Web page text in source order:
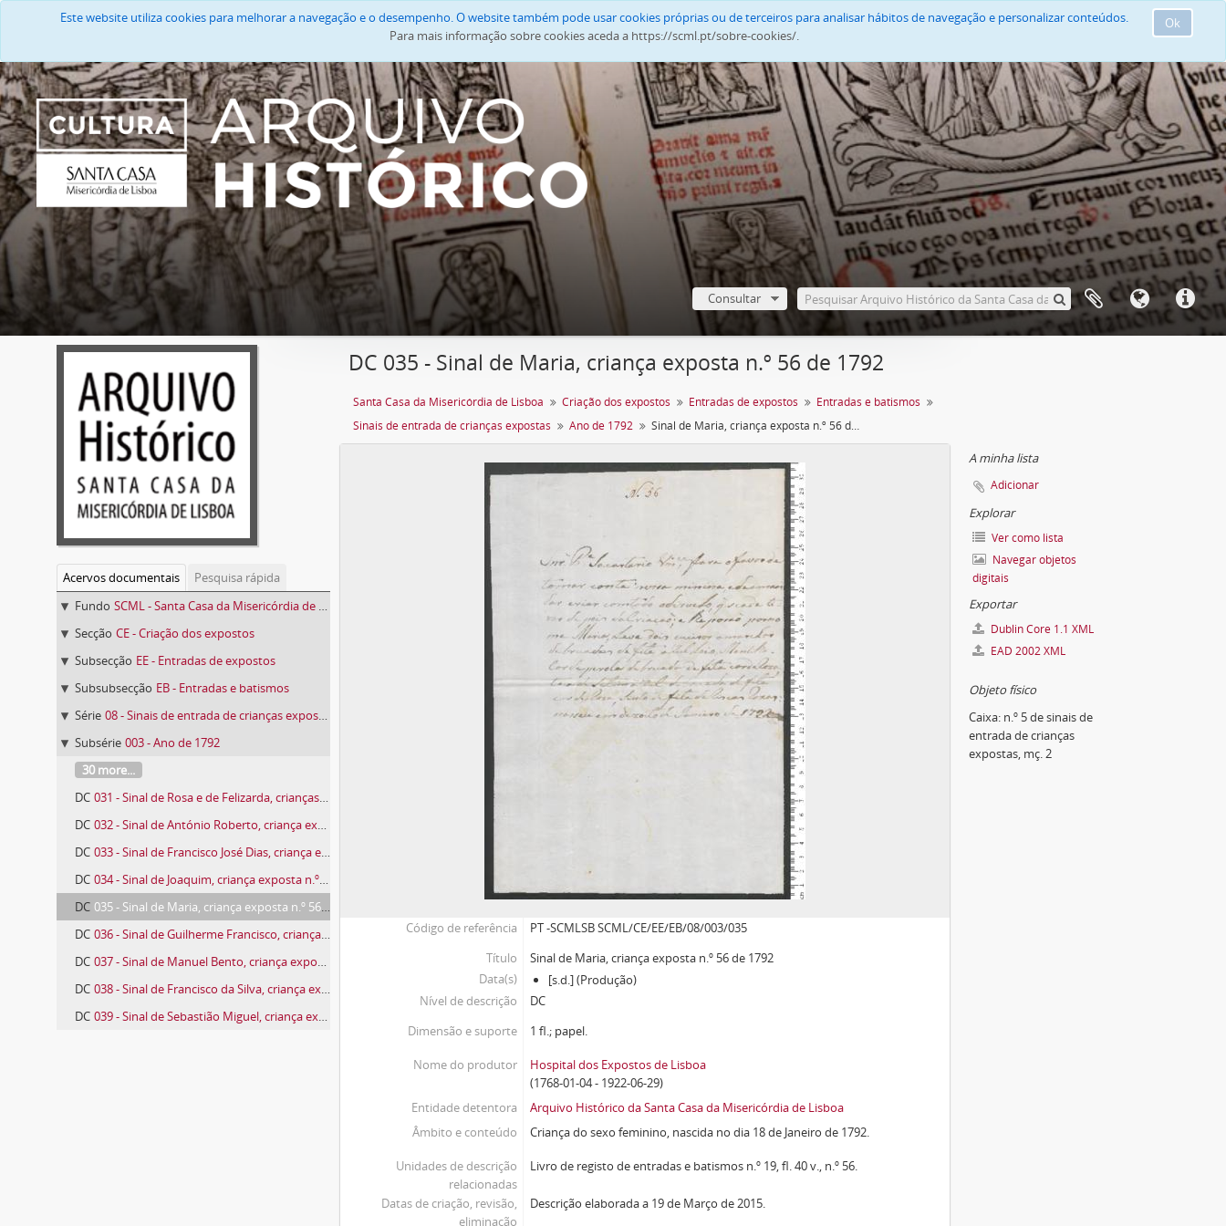
Ok
Este website utiliza cookies para melhorar a navegação e o desempenho. O website também pode usar cookies próprias ou de terceiros para analisar hábitos de navegação e personalizar conteúdos.
Para mais informação sobre cookies aceda a https://scml.pt/sobre-cookies/.
Consultar
Acervos documentais
Pesquisa rápida
Fundo SCML - Santa Casa da Misericórdia de Lisboa
Secção CE - Criação dos expostos
Subsecção EE - Entradas de expostos
Subsubsecção EB - Entradas e batismos
Série 08 - Sinais de entrada de crianças expostas
Subsérie 003 - Ano de 1792
30 more...
DC 031 - Sinal de Rosa e de Felizarda, crianças expostas n.º 48 e 49 de 1792
DC 032 - Sinal de António Roberto, criança exposta n.º 51 de 1792
DC 033 - Sinal de Francisco José Dias, criança exposta n.º 54 de 1792
DC 034 - Sinal de Joaquim, criança exposta n.º 55 de 1792
DC 035 - Sinal de Maria, criança exposta n.º 56 de 1792
DC 036 - Sinal de Guilherme Francisco, criança exposta n.º 57 de 1792
DC 037 - Sinal de Manuel Bento, criança exposta n.º 58 de 1792
DC 038 - Sinal de Francisco da Silva, criança exposta n.º 59 de 1792
DC 039 - Sinal de Sebastião Miguel, criança exposta n.º 62 de 1792
DC 035 - Sinal de Maria, criança exposta n.º 56 de 1792
Santa Casa da Misericórdia de Lisboa Criação dos expostos Entradas de expostos
Entradas e batismos
Sinais de entrada de crianças expostas
Ano de 1792 Sinal de Maria, criança exposta n.º 56 de 1792
Código de referência
PT -SCMLSB SCML/CE/EE/EB/08/003/035
Título
Sinal de Maria, criança exposta n.º 56 de 1792
Data(s)
[s.d.] (Produção)
Nível de descrição
DC
Dimensão e suporte
1 fl.; papel.
Nome do produtor
Hospital dos Expostos de Lisboa
(1768-01-04 - 1922-06-29)
Entidade detentora
Arquivo Histórico da Santa Casa da Misericórdia de Lisboa
Âmbito e conteúdo
Criança do sexo feminino, nascida no dia 18 de Janeiro de 1792.
Unidades de descrição
relacionadas
Livro de registo de entradas e batismos n.º 19, fl. 40 v., n.º 56.
Datas de criação, revisão,
eliminação
Descrição elaborada a 19 de Março de 2015.
A minha lista
Adicionar
Explorar
Ver como lista
Navegar objetos
digitais
Exportar
Dublin Core 1.1 XML
EAD 2002 XML
Objeto físico
Caixa: n.º 5 de sinais de
entrada de crianças
expostas, mç. 2